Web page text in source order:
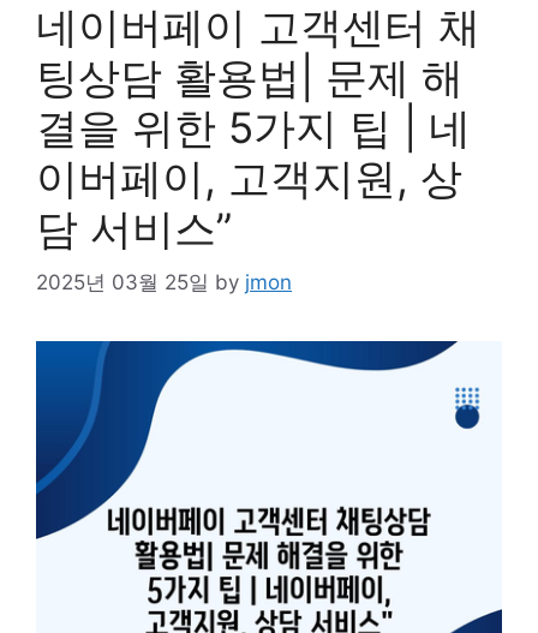
네이버페이 고객센터 채
팅상담 활용법| 문제 해
결을 위한 5가지 팁 | 네
이버페이, 고객지원, 상
담 서비스”
2025년 03월 25일 by jmon